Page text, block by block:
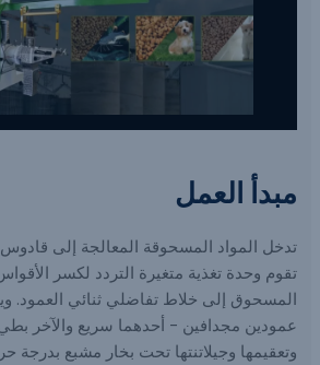
مبدأ العمل
تدخل المواد المسحوقة المعالجة إلى
تقوم وحدة تغذية متغيرة التردد لكسر
المسحوق إلى خلاط تفاضلي ثنائي العمود.
عمودين مجدافين - أحدهما سريع والآخر
وتعقيمها وجيلاتنتها تحت بخار مشبع بدرجة